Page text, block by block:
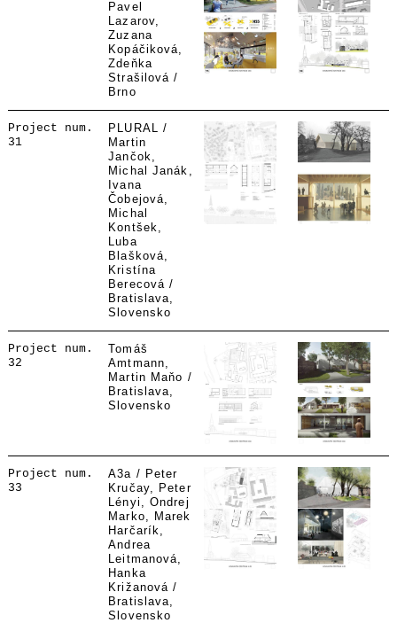
Pavel
Lazarov,
Zuzana
Kopáčiková,
Zdeňka
Strašilová /
Brno
Project num.
31
PLURAL /
Martin
Jančok,
Michal Janák,
Ivana
Čobejová,
Michal
Kontšek,
Luba
Blašková,
Kristína
Berecová /
Bratislava,
Slovensko
Project num.
32
Tomáš
Amtmann,
Martin Maňo /
Bratislava,
Slovensko
Project num.
33
A3a / Peter
Kručay, Peter
Lényi, Ondrej
Marko, Marek
Harčarík,
Andrea
Leitmanová,
Hanka
Križanová /
Bratislava,
Slovensko